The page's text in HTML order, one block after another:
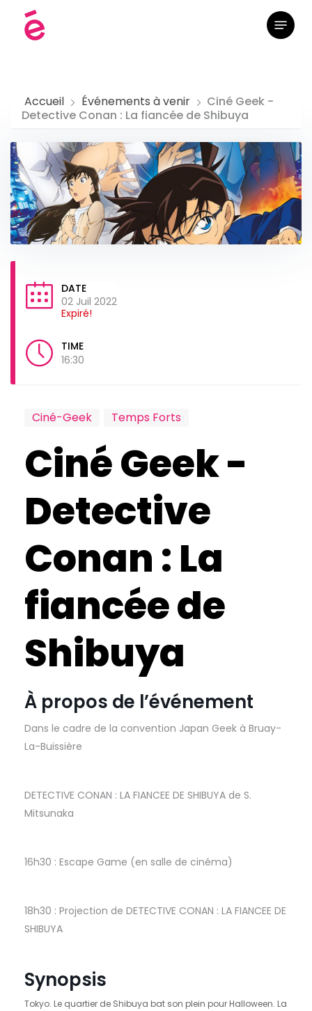
Menu
Accueil Événements à venir
Ciné Geek -
Detective Conan : La fiancée de Shibuya
DATE
02 Juil 2022
Expiré!
TIME
16:30
Ciné-Geek Temps Forts
Ciné Geek -
Detective
Conan : La
fiancée de
Shibuya
À propos de l’événement
Dans le cadre de la convention Japan Geek à Bruay-
La-Buissière
DETECTIVE CONAN : LA FIANCEE DE SHIBUYA de S.
Mitsunaka
16h30 : Escape Game (en salle de cinéma)
18h30 : Projection de DETECTIVE CONAN : LA FIANCEE DE
SHIBUYA
Synopsis
Tokyo. Le quartier de Shibuya bat son plein pour Halloween. La